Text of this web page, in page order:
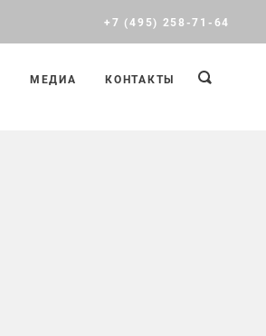
+7 (495) 258-71-64
МЕДИА КОНТАКТЫ